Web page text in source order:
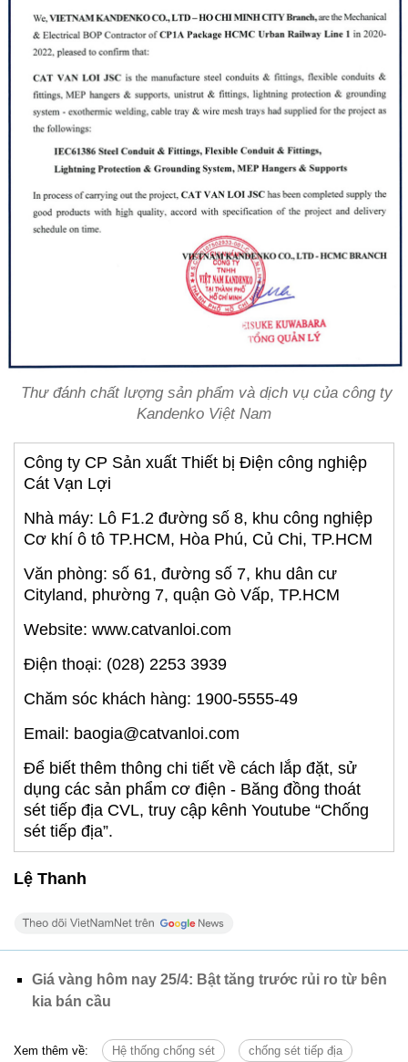
Thư đánh chất lượng sản phẩm và dịch vụ của công ty
Kandenko Việt Nam
Công ty CP Sản xuất Thiết bị Điện công nghiệp
Cát Vạn Lợi
Nhà máy: Lô F1.2 đường số 8, khu công nghiệp
Cơ khí ô tô TP.HCM, Hòa Phú, Củ Chi, TP.HCM
Văn phòng: số 61, đường số 7, khu dân cư
Cityland, phường 7, quận Gò Vấp, TP.HCM
Website: www.catvanloi.com
Điện thoại: (028) 2253 3939
Chăm sóc khách hàng: 1900-5555-49
Email: baogia@catvanloi.com
Để biết thêm thông chi tiết về cách lắp đặt, sử
dụng các sản phẩm cơ điện - Băng đồng thoát
sét tiếp địa CVL, truy cập kênh Youtube “Chống
sét tiếp địa”.
Lệ Thanh
Giá vàng hôm nay 25/4: Bật tăng trước rủi ro từ bên
kia bán cầu
Xem thêm về: Hệ thống chống sét chống sét tiếp địa